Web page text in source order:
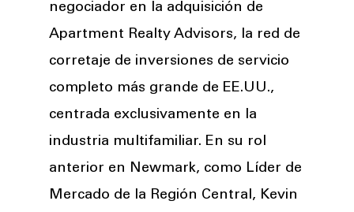
negociador en la adquisición de
Apartment Realty Advisors, la red de
corretaje de inversiones de servicio
completo más grande de EE.UU.,
centrada exclusivamente en la
industria multifamiliar. En su rol
anterior en Newmark, como Líder de
Mercado de la Región Central, Kevin